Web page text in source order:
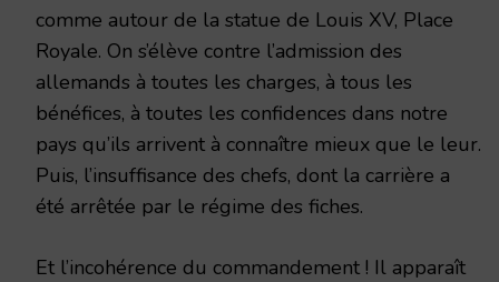
comme autour de la statue de Louis XV, Place
Royale. On s’élève contre l’admission des
allemands à toutes les charges, à tous les
bénéfices, à toutes les confidences dans notre
pays qu’ils ar­rivent à connaître mieux que le leur.
Puis, l’insuffisance des chefs, dont la carrière a
été arrêtée par le régime des fiches.
Et l’incohérence du commandement ! Il apparaît